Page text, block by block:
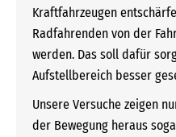
Kraftfahrzeugen
Radfahrenden von der
werden. Das soll dafür
Aufstellbereich besser
Unsere Versuche zeigen
der Bewegung heraus